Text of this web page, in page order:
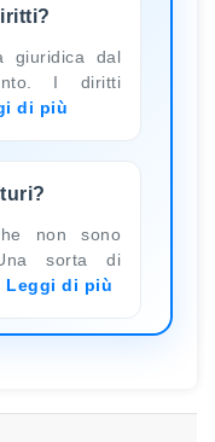
giuridica dal
I diritti
di più
non sono
sorta di
Leggi di più